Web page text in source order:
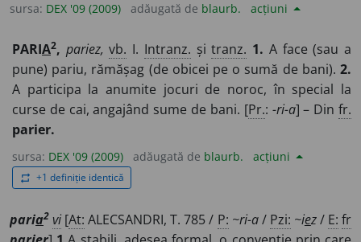
sursa: DEX '09 (2009) adăugată de blaurb. acțiuni
PARIA2, pariez, vb. I. Intranz. șitranz. 1. A face (sau a
pune) pariu, rămășag (de obicei pe o sumă de bani). 2.
A participa la anumite jocuri de noroc, în special la
curse de cai, angajând sume de bani. [Pr.: -ri-a] – Dinfr.
parier.
sursa: DEX '09 (2009) adăugată de blaurb. acțiuni
repeat +1 definiție identică
paria2 vi [At: ALECSANDRI, T. 785 / P: ~ri-a/ Pzi: ~iez/ E: fr